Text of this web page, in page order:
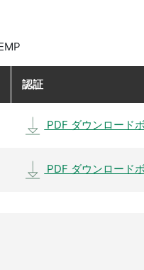
認証
PDF ダウンロード
PDF ダウンロード